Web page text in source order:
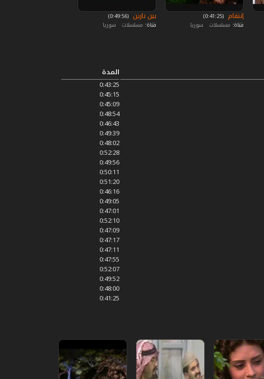
إنتقام ‏ (0:41:25)
قناة: مسلسلات سوريا
بين نارين ‏ (0:49:56)
قناة: مسلسلات سوريا
المدة
0:43:25
0:45:15
0:45:09
0:48:54
0:46:43
0:49:39
0:48:02
0:52:28
0:49:56
0:50:11
0:51:20
0:46:16
0:49:05
0:47:01
0:52:10
0:47:09
0:47:17
0:47:11
0:47:55
0:52:07
0:49:52
0:48:00
0:41:25